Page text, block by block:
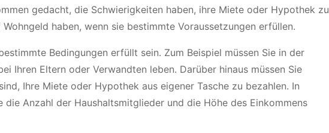
gedacht, die Schwierigkeiten haben, ihre Miete oder Hypothek zu
haben, wenn sie bestimmte Voraussetzungen erfüllen.
Bedingungen erfüllt sein. Zum Beispiel müssen Sie in der
Ihren Eltern oder Verwandten leben. Darüber hinaus müssen Sie
Ihre Miete oder Hypothek aus eigener Tasche zu bezahlen. In
Anzahl der Haushaltsmitglieder und die Höhe des Einkommens